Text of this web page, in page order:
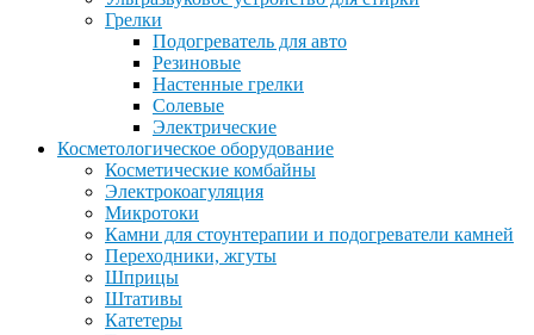
Грелки
Подогреватель для авто
Резиновые
Настенные грелки
Солевые
Электрические
Косметологическое оборудование
Косметические комбайны
Электрокоагуляция
Микротоки
Камни для стоунтерапии и подогреватели камней
Переходники, жгуты
Шприцы
Штативы
Катетеры